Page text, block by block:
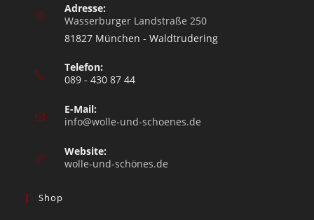
Adresse:
Wasserburger Landstraße 250
81827 München - Waldtrudering
Telefon:
089 - 430 87 44
E-Mail:
info@wolle-und-schoenes.de
Website:
wolle-und-schönes.de
Shop